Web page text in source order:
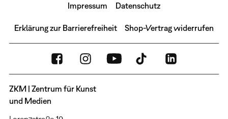
Impressum Datenschutz
Erklärung zur Barrierefreiheit Shop-Vertrag widerrufen
ZKM | Zentrum für Kunst
und Medien